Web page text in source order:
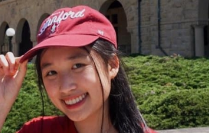
FACEBOOK GOOGLE